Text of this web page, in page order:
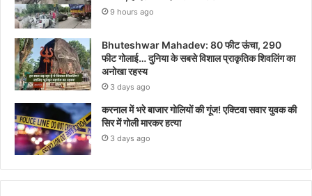
9 hours ago
Bhuteshwar Mahadev: 80 फीट ऊंचा, 290
फीट गोलाई… दुनिया के सबसे विशाल प्राकृतिक शिवलिंग का
अनोखा रहस्य
3 days ago
करनाल में भरे बाजार गोलियों की गूंज! एक्टिवा सवार युवक की
सिर में गोली मारकर हत्या
3 days ago